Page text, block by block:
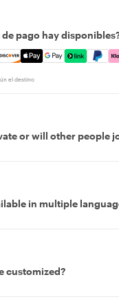
pago hay
Amex, Discover,
el destino
or will other people
in multiple
customized?